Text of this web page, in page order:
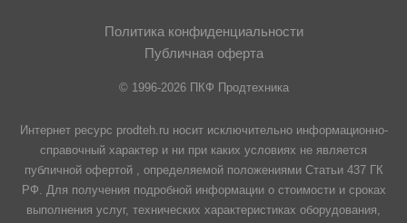
Политика конфиденциальности
Публичная оферта
© 1996-2026 ПКФ Продтехника
Интернет ресурс prodteh.ru носит исключительно информационно-
справочный характер и ни при каких условиях не является
публичной офертой , определяемой положениями Статьи 437 ГК
РФ. Для получения подробной информации о стоимости и сроках
выполнения услуг, технических характеристиках оборудования,